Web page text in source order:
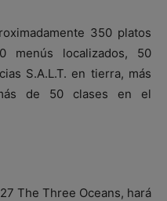
350 platos
menús localizados, 50
S.A.L.T. en tierra, más
de 50 clases en el
The Three Oceans, hará